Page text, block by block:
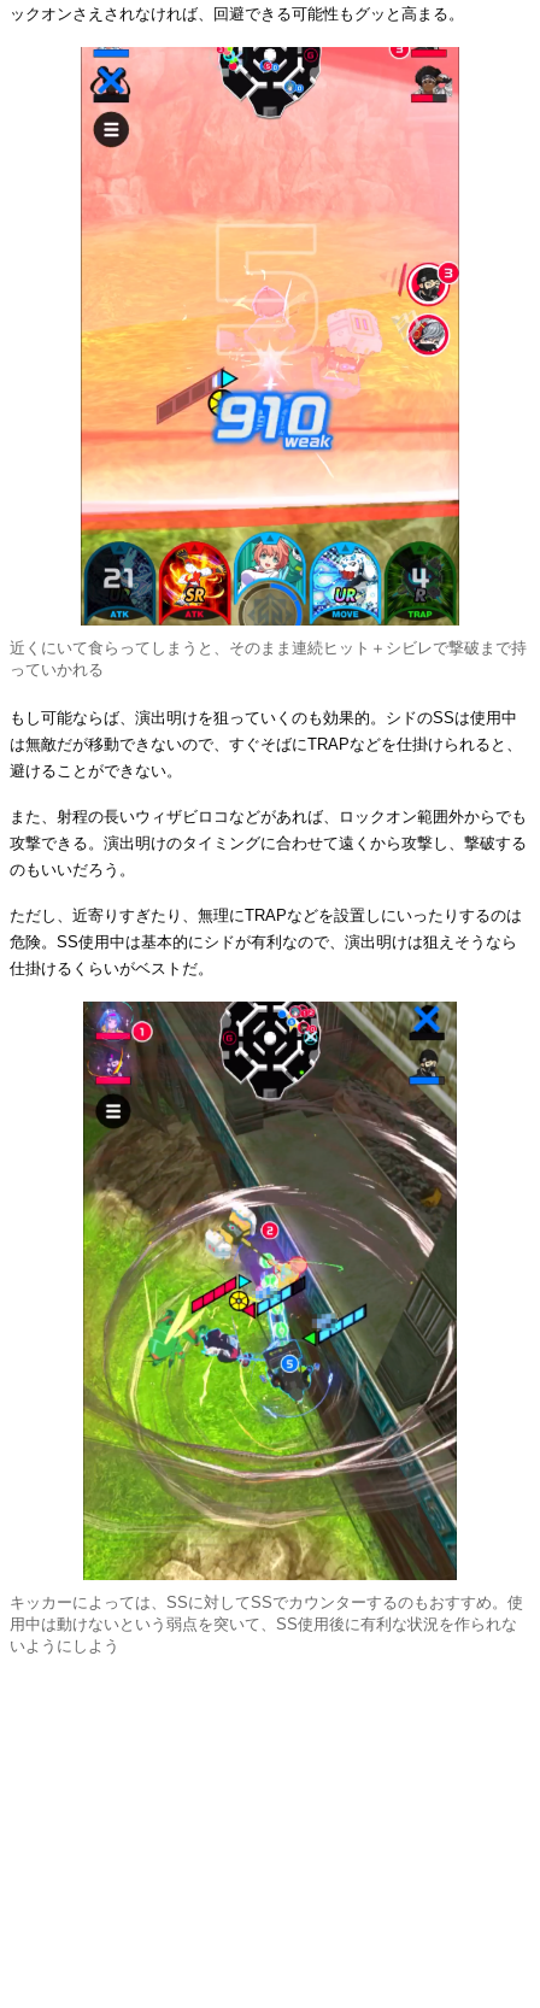
ックオンさえされなければ、回避できる可能性もグッと高まる。
近くにいて食らってしまうと、そのまま連続ヒット＋シビレで撃破まで持
っていかれる
もし可能ならば、演出明けを狙っていくのも効果的。シドのSSは使用中
は無敵だが移動できないので、すぐそばにTRAPなどを仕掛けられると、
避けることができない。
また、射程の長いウィザビロコなどがあれば、ロックオン範囲外からでも
攻撃できる。演出明けのタイミングに合わせて遠くから攻撃し、撃破する
のもいいだろう。
ただし、近寄りすぎたり、無理にTRAPなどを設置しにいったりするのは
危険。SS使用中は基本的にシドが有利なので、演出明けは狙えそうなら
仕掛けるくらいがベストだ。
キッカーによっては、SSに対してSSでカウンターするのもおすすめ。使
用中は動けないという弱点を突いて、SS使用後に有利な状況を作られな
いようにしよう